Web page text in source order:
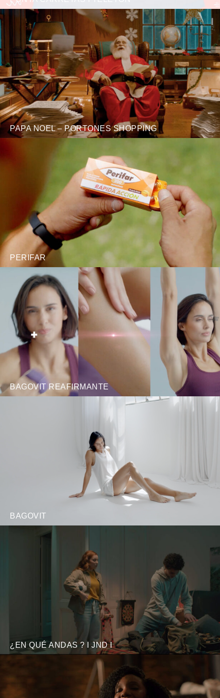
PAPA NOEL – PORTONES SHOPPING
PERIFAR
BAGOVIT REAFIRMANTE
BAGOVIT
¿EN QUÉ ANDAS ? I JND I